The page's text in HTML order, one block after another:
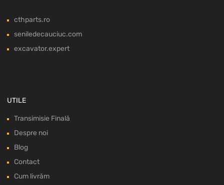
cthparts.ro
seniledecauciuc.com
excavator.expert
UTILE
Transimisie Finală
Despre noi
Blog
Contact
Cum livrăm